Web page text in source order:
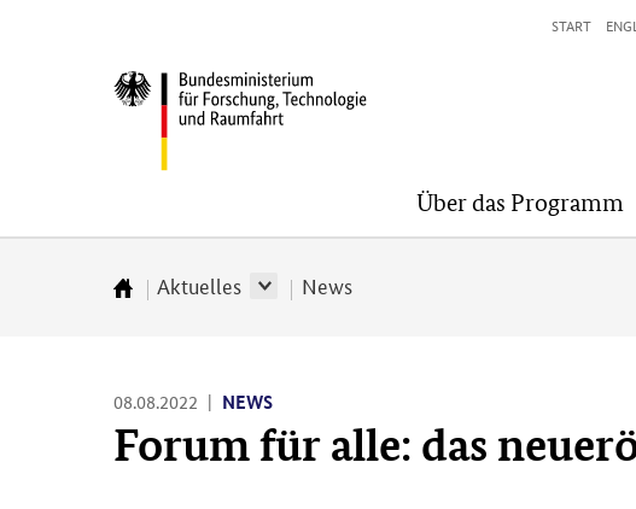
BMFTR
Über das Programm
START
Zur
Aktuelles News
08.08.2022 NEWS
Forum für alle: das